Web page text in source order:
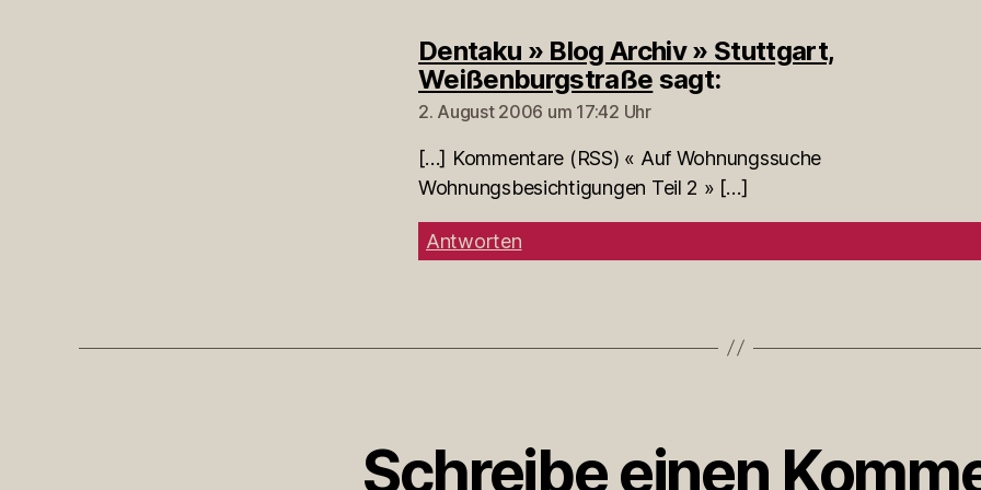
Dentaku » Blog Archiv » Stuttgart,
Weißenburgstraße sagt:
2. August 2006 um 17:42 Uhr
[…] Kommentare (RSS) « Auf Wohnungssuche
Wohnungsbesichtigungen Teil 2 » […]
Antworten
Schreibe einen